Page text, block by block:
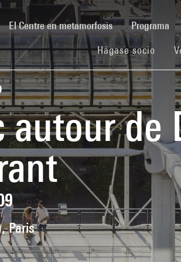
El Centre en metamorfosis(current)Programa
Hágase socio
autour de
Paris